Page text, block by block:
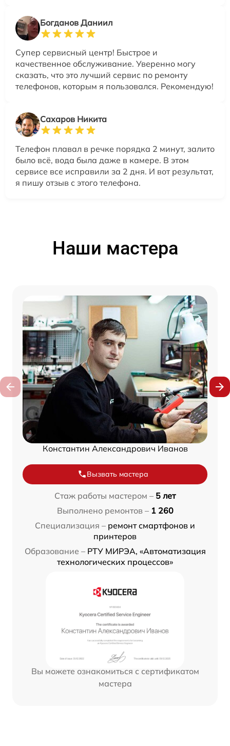
Богданов Даниил
Супер сервисный центр! Быстрое и
качественное обслуживание. Уверенно могу
сказать, что это лучший сервис по ремонту
телефонов, которым я пользовался. Рекомендую!
Сахаров Никита
Телефон плавал в речке порядка 2 минут, залито
было всё, вода была даже в камере. В этом
сервисе все исправили за 2 дня. И вот результат,
я пишу отзыв с этого телефона.
Наши мастера
Константин Александрович Иванов
Вызвать мастера
Стаж работы мастером – 5 лет
Выполнено ремонтов – 1 260
Специализация – ремонт смартфонов и
принтеров
Образование – РТУ МИРЭА, «Автоматизация
технологических процессов»
Вы можете ознакомиться с сертификатом
мастера